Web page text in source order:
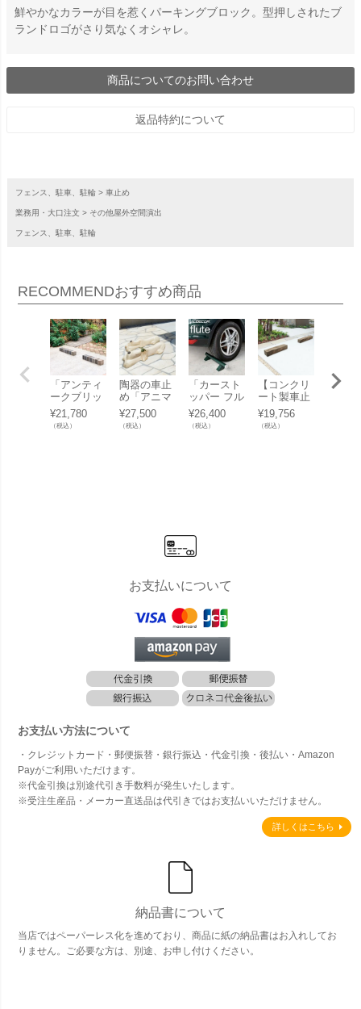
鮮やかなカラーが目を惹くパーキングブロック。型押しされたブ
ランドロゴがさり気なくオシャレ。
商品についてのお問い合わせ
返品特約について
フェンス、駐車、駐輪 車止め
業務用・大口注文 その他屋外空間演出
フェンス、駐車、駐輪
RECOMMENDおすすめ商品
「アンティ
ークブリッ
クス カース
トッパー
（車止め）
¥21,780
（税込）
陶器の車止
め「アニマ
ルカースト
ッパー 2体
セット」
¥27,500
（税込）
「カースト
ッパー フル
ート（flut
e） 1本」
¥26,400
（税込）
【コンクリ
ート製車止
め】「ウッ
ディスリー
パー 2本組
¥19,756
（税込）
壁掛
お支払いについて
お支払い方法について
・クレジットカード・郵便振替・銀行振込・代金引換・後払い・Amazon
Payがご利用いただけます。
※代金引換は別途代引き手数料が発生いたします。
※受注生産品・メーカー直送品は代引きではお支払いいただけません。
詳しくはこちら
納品書について
当店ではペーパーレス化を進めており、商品に紙の納品書はお入れしてお
りません。ご必要な方は、別途、お申し付けください。